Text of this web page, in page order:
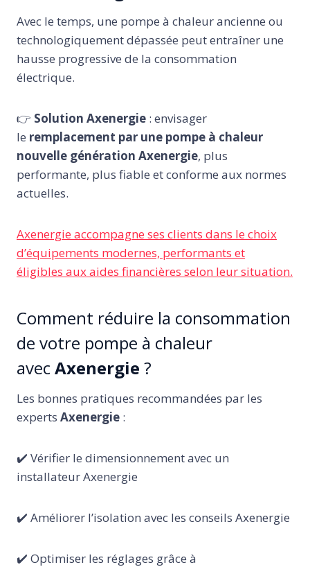
Avec le temps, une pompe à chaleur ancienne ou
technologiquement dépassée peut entraîner une
hausse progressive de la consommation
électrique.
👉 Solution Axenergie : envisager
le remplacement par une pompe à chaleur
nouvelle génération Axenergie, plus
performante, plus fiable et conforme aux normes
actuelles.
Axenergie accompagne ses clients dans le choix
d’équipements modernes, performants et
éligibles aux aides financières selon leur situation.
Comment réduire la consommation
de votre pompe à chaleur
avec Axenergie ?
Les bonnes pratiques recommandées par les
experts Axenergie :
✔️ Vérifier le dimensionnement avec un
installateur Axenergie
✔️ Améliorer l’isolation avec les conseils Axenergie
✔️ Optimiser les réglages grâce à